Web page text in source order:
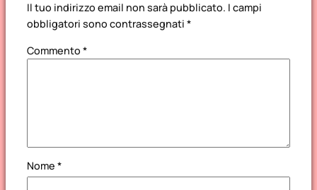
Il tuo indirizzo email non sarà pubblicato. I campi
obbligatori sono contrassegnati *
Commento *
Nome *